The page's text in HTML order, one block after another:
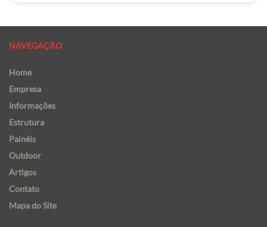
NAVEGAÇÃO
Home
Empresa
Informações
Estrutura
Painéis
Outdoor
Artigos
Contato
Mapa do Site